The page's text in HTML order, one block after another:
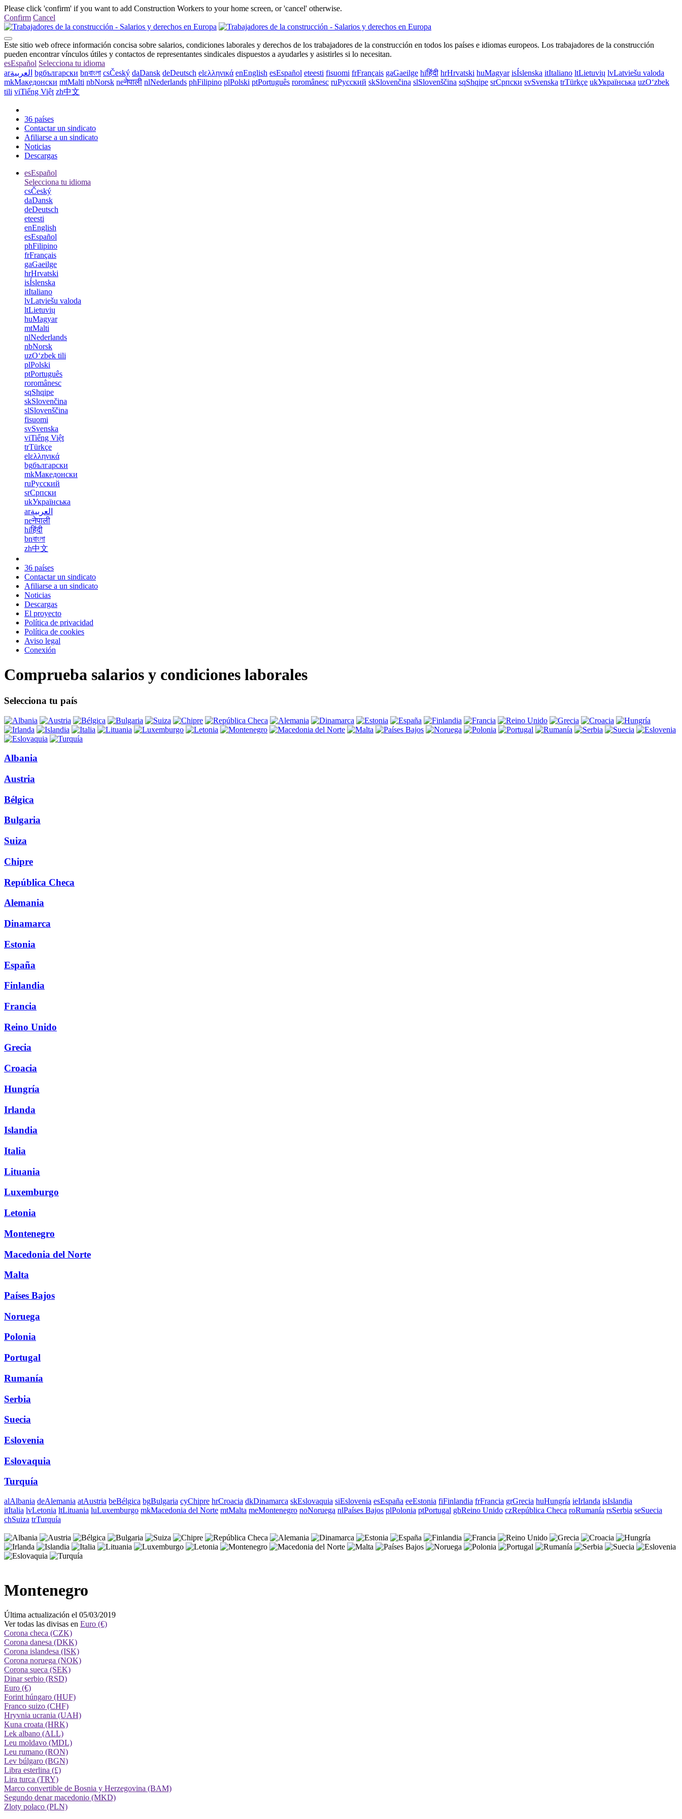
Please click 'confirm' if you want to add Construction Workers to your home screen, or 'cancel' otherwise.
Confirm Cancel
Este sitio web ofrece información concisa sobre salarios, condiciones laborales y derechos de los trabajadores de la construcción en todos los países e idiomas europeos. Los trabajadores de la construcción
pueden encontrar vínculos útiles y contactos de representantes sindicales dispuestos a ayudarles y asistirles si lo necesitan.
esEspañol Selecciona tu idioma
arالعربية bgбългарски bnবাংলা csČeský daDansk deDeutsch elελληνικά enEnglish esEspañol eteesti fisuomi frFrançais gaGaeilge hiहिंदी hrHrvatski huMagyar isÍslenska itItaliano ltLietuvių lvLatviešu valoda
mkМакедонски mtMalti nbNorsk neनेपाली nlNederlands phFilipino plPolski ptPortuguês roromânesc ruРусский skSlovenčina slSlovenščina sqShqipe srСрпски svSvenska trTürkçe ukУкраїнська uzOʻzbek
tili viTiếng Việt zh中文
36 países
Contactar un sindicato
Afiliarse a un sindicato
Noticias
Descargas
esEspañol
Selecciona tu idioma
csČeský
daDansk
deDeutsch
eteesti
enEnglish
esEspañol
phFilipino
frFrançais
gaGaeilge
hrHrvatski
isÍslenska
itItaliano
lvLatviešu valoda
ltLietuvių
huMagyar
mtMalti
nlNederlands
nbNorsk
uzOʻzbek tili
plPolski
ptPortuguês
roromânesc
sqShqipe
skSlovenčina
slSlovenščina
fisuomi
svSvenska
viTiếng Việt
trTürkçe
elελληνικά
bgбългарски
mkМакедонски
ruРусский
srСрпски
ukУкраїнська
arالعربية
neनेपाली
hiहिंदी
bnবাংলা
zh中文
36 países
Contactar un sindicato
Afiliarse a un sindicato
Noticias
Descargas
El proyecto
Política de privacidad
Política de cookies
Aviso legal
Conexión
Comprueba salarios y condiciones laborales
Selecciona tu país
Albania
Austria
Bélgica
Bulgaria
Suiza
Chipre
República Checa
Alemania
Dinamarca
Estonia
España
Finlandia
Francia
Reino Unido
Grecia
Croacia
Hungría
Irlanda
Islandia
Italia
Lituania
Luxemburgo
Letonia
Montenegro
Macedonia del Norte
Malta
Países Bajos
Noruega
Polonia
Portugal
Rumanía
Serbia
Suecia
Eslovenia
Eslovaquia
Turquía
alAlbania deAlemania atAustria beBélgica bgBulgaria cyChipre hrCroacia dkDinamarca skEslovaquia siEslovenia esEspaña eeEstonia fiFinlandia frFrancia grGrecia huHungría ieIrlanda isIslandia
itItalia lvLetonia ltLituania luLuxemburgo mkMacedonia del Norte mtMalta meMontenegro noNoruega nlPaíses Bajos plPolonia ptPortugal gbReino Unido czRepública Checa roRumanía rsSerbia seSuecia
chSuiza trTurquía
Montenegro
Última actualización el 05/03/2019
Ver todas las divisas en Euro (€)
Corona checa (CZK)
Corona danesa (DKK)
Corona islandesa (ISK)
Corona noruega (NOK)
Corona sueca (SEK)
Dinar serbio (RSD)
Euro (€)
Forint húngaro (HUF)
Franco suizo (CHF)
Hryvnia ucrania (UAH)
Kuna croata (HRK)
Lek albano (ALL)
Leu moldavo (MDL)
Leu rumano (RON)
Lev búlgaro (BGN)
Libra esterlina (£)
Lira turca (TRY)
Marco convertible de Bosnia y Herzegovina (BAM)
Segundo denar macedonio (MKD)
Zloty polaco (PLN)